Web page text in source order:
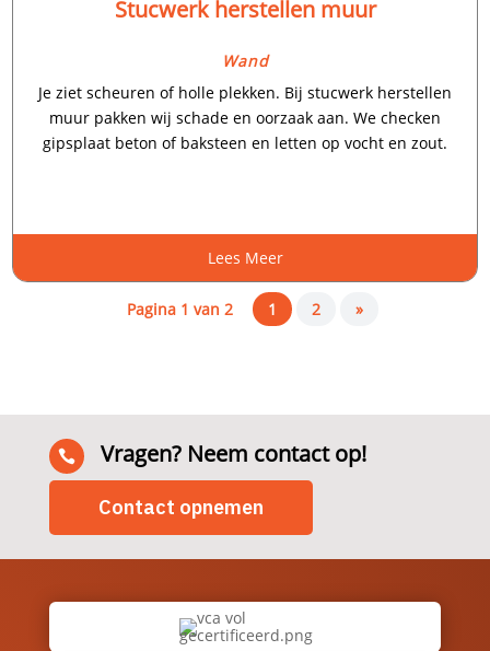
Stucwerk herstellen muur
Wand
Je ziet scheuren of holle plekken.​ Bij stucwerk herstellen
muur pakken wij schade en oorzaak aan.​ We checken
gipsplaat beton of baksteen en letten op vocht en zout.​
Lees Meer
Pagina 1 van 2 1 2 »
 Vragen? Neem contact op!
Contact opnemen